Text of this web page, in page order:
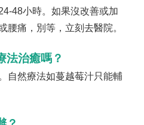
48小時。如果沒改善或加
腰痛，別等，立刻去醫院。
法治癒嗎？
自然療法如蔓越莓汁只能輔